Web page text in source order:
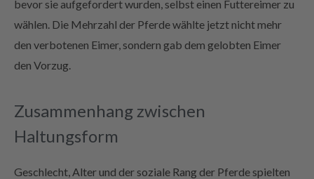
bevor sie aufgefordert wurden, selbst einen Futtereimer zu
wählen. Die Mehrzahl der Pferde wählte jetzt nicht mehr
den verbotenen Eimer, sondern gab dem gelobten Eimer
den Vorzug.
Zusammenhang zwischen
Haltungsform
Geschlecht, Alter und der soziale Rang der Pferde spielten